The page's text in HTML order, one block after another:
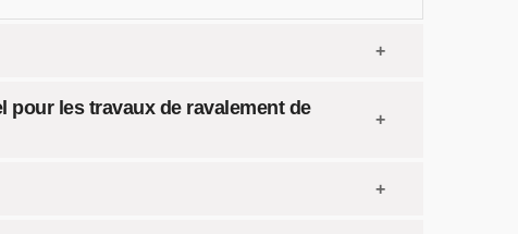
pour les travaux de ravalement de